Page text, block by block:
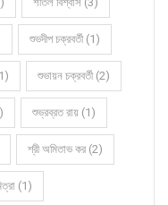
শুভদীপ চক্রবর্তী (1)
শুভায়ন চক্রবর্তী (2)
শুভ্রব্রত রায় (1)
শ্রী অমিতাভ কর (2)
(1)